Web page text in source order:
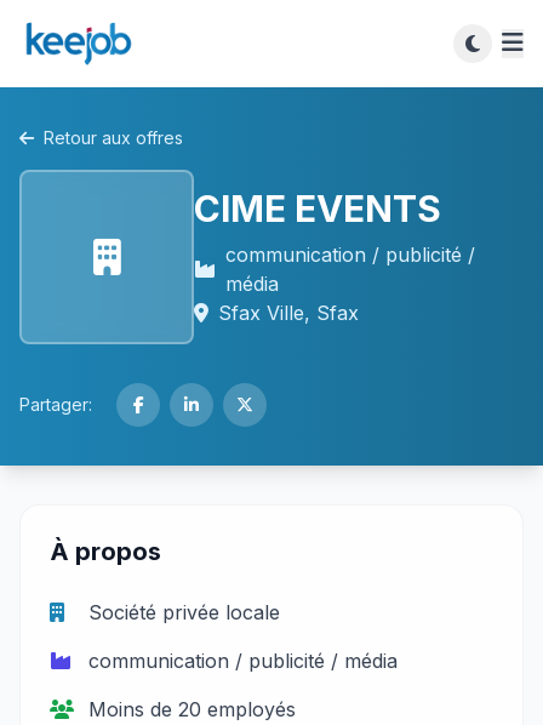
Retour aux offres
CIME EVENTS
communication / publicité /
média
Sfax Ville, Sfax
Partager:
À propos
Société privée locale
communication / publicité / média
Moins de 20 employés